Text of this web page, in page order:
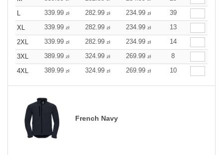
L
339.99 zł 282.99 zł 234.99 zł
39
XL
339.99 zł 282.99 zł 234.99 zł
13
2XL
339.99 zł 282.99 zł 234.99 zł
14
3XL
389.99 zł 324.99 zł 269.99 zł
8
4XL
389.99 zł 324.99 zł 269.99 zł 10
French Navy